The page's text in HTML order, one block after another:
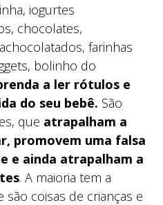
iogurtes
chocolates,
farinhas
bolinho do
a ler rótulos e
do seu bebê. São
que atrapalham a
promovem uma falsa
e ainda atrapalham a
. A maioria tem a
coisas de crianças e